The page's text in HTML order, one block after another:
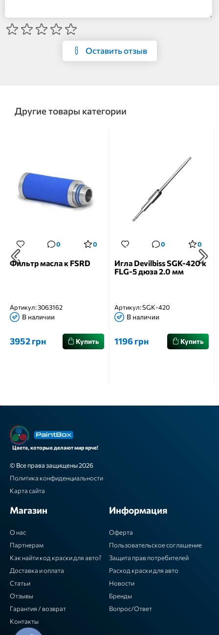
Оставить отзыв
Другие товары категории
0 0
Фильтр масла к FSRD
Артикул:3063162
В наличии
3952 грн Купить
0 0
Игла Devilbiss SGK-420 к
FLG-5 дюза 2.0 мм
Артикул:SGK-420
В наличии
1196 грн Купить
Цвета, которые делают мир ярче!
© Все права защищены 2026
Политика конфиденциальности
Карта сайта
Магазин
О нас
Партнерам
Как найти код краски для авто?
Доставка и оплата
Статьи
Отзывы
Гарантия / возврат
Контакты
Информация
Оферта
Пользовательское соглашение
Защита прав потребителей
Расход краски для авто
Новости
Бренды
Вопрос/Ответ